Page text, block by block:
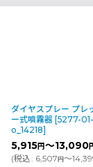
ダイヤスプレー プレ
ー式噴霧器 [5277-
o_14218]
5,915円～13,090
(税込: 6,507円～